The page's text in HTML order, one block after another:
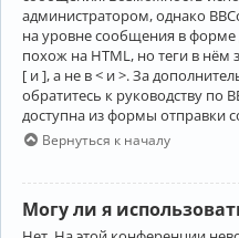
администратором, однако
на уровне сообщения в форме
похож на HTML, но теги в нём
[ и ], а не в < и >. За
обратитесь к руководству по
доступна из формы отправки
Вернуться к началу
Могу ли я